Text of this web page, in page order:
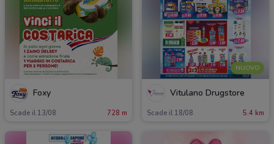
Foxy
Scade il 13/08 728 m
NUOVO
Vitulano Drugstore
Scade il 18/08 5.4 km